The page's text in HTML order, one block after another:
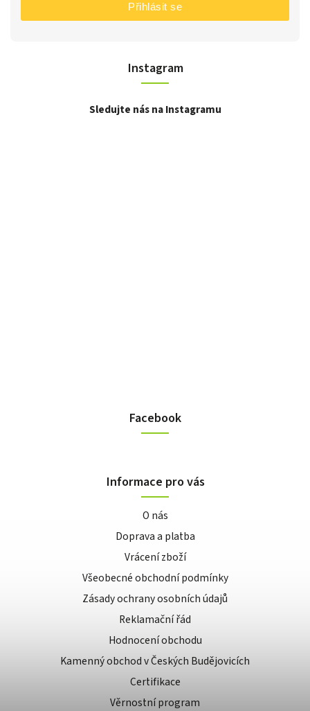
Instagram
Sledujte nás na Instagramu
Přihlásit se
Facebook
Informace pro vás
O nás
Doprava a platba
Vrácení zboží
Všeobecné obchodní podmínky
Zásady ochrany osobních údajů
Reklamační řád
Hodnocení obchodu
Kamenný obchod v Českých Budějovicích
Certifikace
Věrnostní program